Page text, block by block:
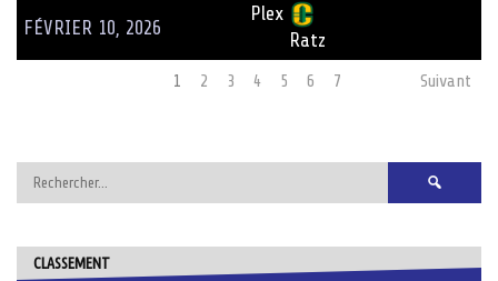
FÉVRIER 10, 2026
Plex
Ratz
1 2 3 4 5 6 7 Suivant
Rechercher :
CLASSEMENT